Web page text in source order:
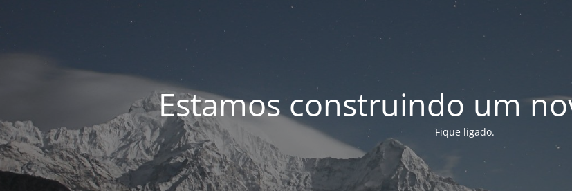
Estamos construindo um
Fique ligado.